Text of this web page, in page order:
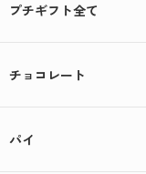
☆★記念品や送
☆★注文受付中
トが作れる！
プチギフト全て
チョコレート
パイ